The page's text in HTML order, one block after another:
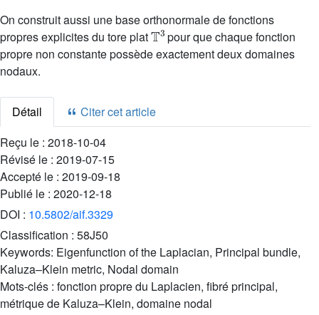
On construit aussi une base orthonormale de fonctions
propres explicites du tore plat
𝕋3
pour que chaque fonction
propre non constante possède exactement deux domaines
nodaux.
Détail
Citer cet article
Reçu le : 2018-10-04
Révisé le : 2019-07-15
Accepté le : 2019-09-18
Publié le : 2020-12-18
DOI : 10.5802/aif.3329
Classification : 58J50
Keywords: Eigenfunction of the Laplacian, Principal bundle,
Kaluza–Klein metric, Nodal domain
Mots-clés : fonction propre du Laplacien, fibré principal,
métrique de Kaluza–Klein, domaine nodal